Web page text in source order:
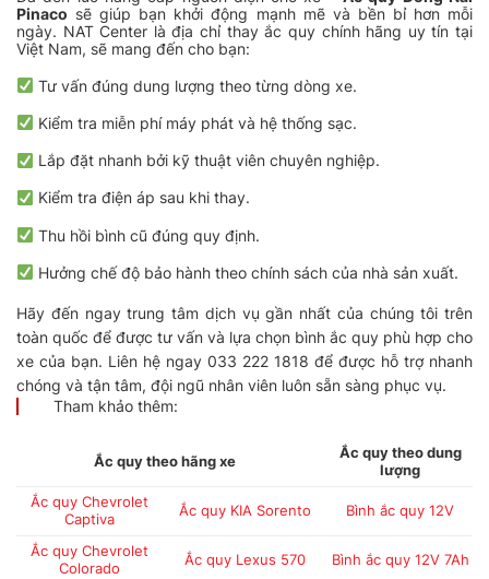
Pinaco sẽ giúp bạn khởi động mạnh mẽ và bền bỉ hơn mỗi
ngày. NAT Center là địa chỉ thay ắc quy chính hãng uy tín tại
Việt Nam, sẽ mang đến cho bạn:
Tư vấn đúng dung lượng theo từng dòng xe.
Kiểm tra miễn phí máy phát và hệ thống sạc.
Lắp đặt nhanh bởi kỹ thuật viên chuyên nghiệp.
Kiểm tra điện áp sau khi thay.
Thu hồi bình cũ đúng quy định.
Hưởng chế độ bảo hành theo chính sách của nhà sản xuất.
Hãy đến ngay trung tâm dịch vụ gần nhất của chúng tôi trên
toàn quốc để được tư vấn và lựa chọn bình ắc quy phù hợp cho
xe của bạn. Liên hệ ngay 033 222 1818 để được hỗ trợ nhanh
chóng và tận tâm, đội ngũ nhân viên luôn sẵn sàng phục vụ.
Tham khảo thêm:
Ắc quy theo hãng xe
Ắc quy theo dung
lượng
Ắc quy Chevrolet
Captiva
Ắc quy KIA Sorento Bình ắc quy 12V
Ắc quy Chevrolet
Colorado
Ắc quy Lexus 570 Bình ắc quy 12V 7Ah